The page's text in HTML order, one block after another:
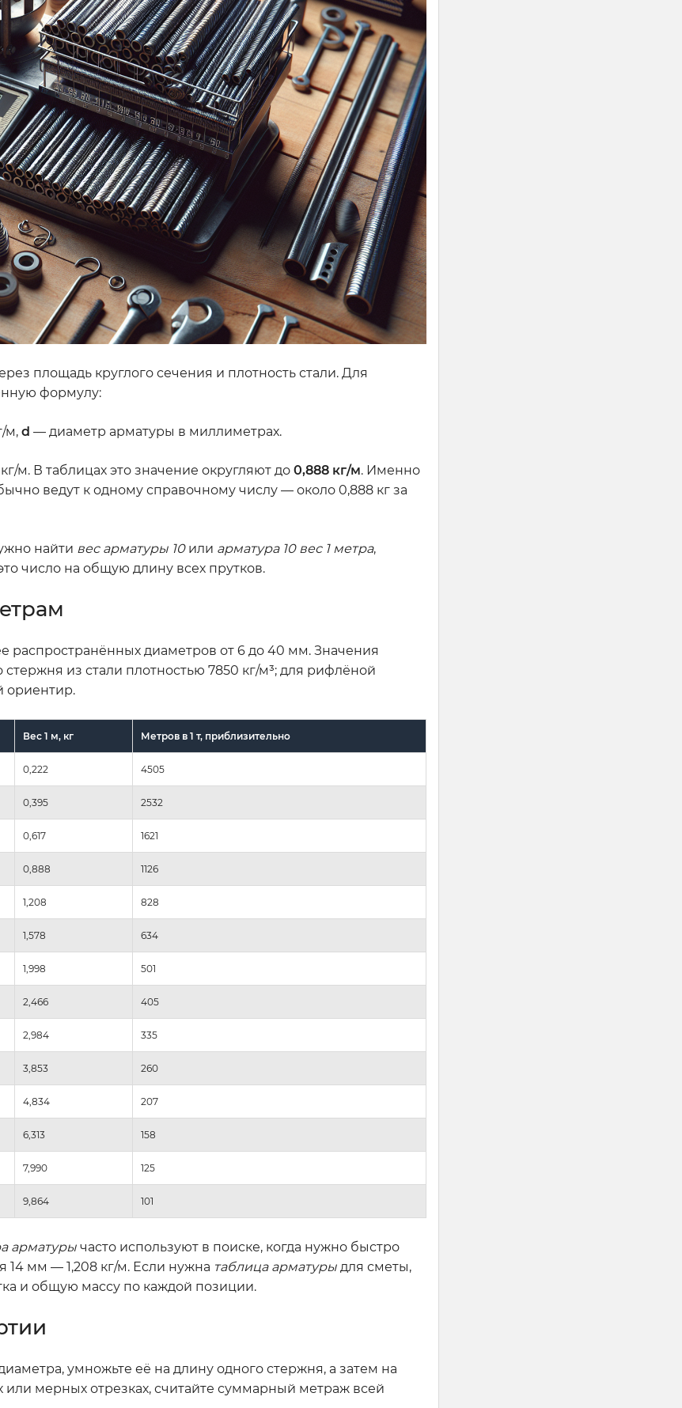
площадь круглого сечения и плотность стали. Для
формулу:
м, d — диаметр арматуры в миллиметрах.
м. В таблицах это значение округляют до 0,888 кг/м. Именно
ведут к одному справочному числу — около 0,888 кг за
найти вес арматуры 10или арматура 10 вес 1 метра,
число на общую длину всех прутков.
распространённых диаметров от 6 до 40 мм. Значения
стержня из стали плотностью 7850 кг/м³; для рифлёной
ориентир.
Вес 1 м, кг Метров в 1 т, приблизительно
0,222 4505
0,395 2532
0,617 1621
0,888 1126
1,208 828
1,578 634
1,998 501
2,466 405
2,984 335
3,853 260
4,834 207
6,313 158
7,990 125
9,864 101
арматуры часто используют в поиске, когда нужно быстро
14 мм — 1,208 кг/м. Если нужна таблица арматуры для сметы,
и общую массу по каждой позиции.
умножьте её на длину одного стержня, а затем на
или мерных отрезках, считайте суммарный метраж всей